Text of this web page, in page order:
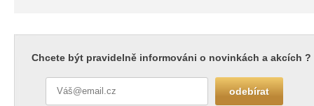
Chcete být pravidelně informováni o novinkách a akcích ?